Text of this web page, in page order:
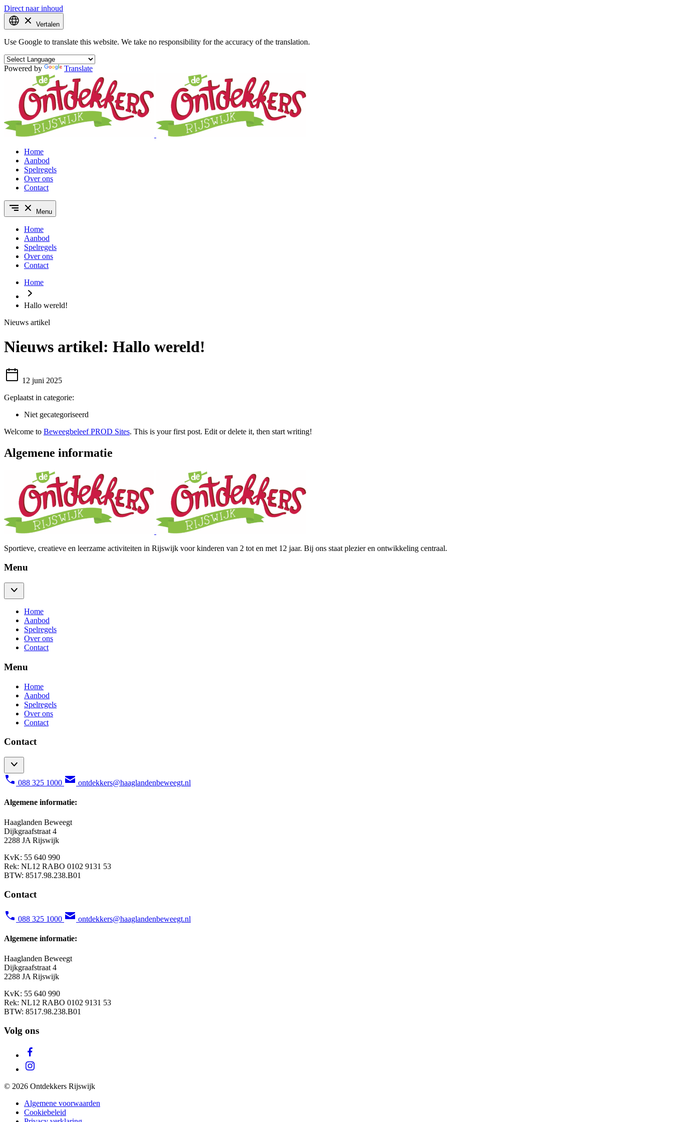
Direct naar inhoud
Vertalen
Use Google to translate this website. We take no responsibility for the accuracy of the translation.
Powered by Translate
Home
Aanbod
Spelregels
Over ons
Contact
Menu
Home
Aanbod
Spelregels
Over ons
Contact
Home
Hallo wereld!
Nieuws artikel
Nieuws artikel: Hallo wereld!
12 juni 2025
Geplaatst in categorie:
Niet gecategoriseerd
Welcome to Beweegbeleef PROD Sites. This is your first post. Edit or delete it, then start writing!
Algemene informatie
Sportieve, creatieve en leerzame activiteiten in Rijswijk voor kinderen van 2 tot en met 12 jaar. Bij ons staat plezier en ontwikkeling centraal.
Menu
Home
Aanbod
Spelregels
Over ons
Contact
Menu
Home
Aanbod
Spelregels
Over ons
Contact
Contact
088 325 1000 ontdekkers@haaglandenbeweegt.nl
Algemene informatie:
Haaglanden Beweegt
Dijkgraafstraat 4
2288 JA Rijswijk
KvK: 55 640 990
Rek: NL12 RABO 0102 9131 53
BTW: 8517.98.238.B01
Contact
088 325 1000 ontdekkers@haaglandenbeweegt.nl
Algemene informatie:
Haaglanden Beweegt
Dijkgraafstraat 4
2288 JA Rijswijk
KvK: 55 640 990
Rek: NL12 RABO 0102 9131 53
BTW: 8517.98.238.B01
Volg ons
© 2026 Ontdekkers Rijswijk
Algemene voorwaarden
Cookiebeleid